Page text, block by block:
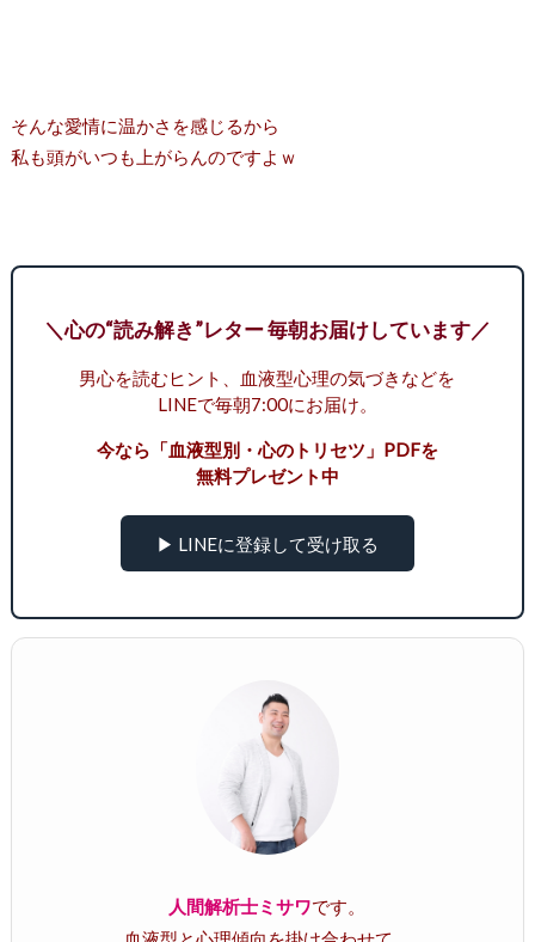
そんな愛情に温かさを感じるから
私も頭がいつも上がらんのですよｗ
＼心の“読み解き”レター 毎朝お届けしています／
男心を読むヒント、血液型心理の気づきなどを
LINEで毎朝7:00にお届け。
今なら「血液型別・心のトリセツ」PDFを
無料プレゼント中
▶ LINEに登録して受け取る
人間解析士ミサワです。